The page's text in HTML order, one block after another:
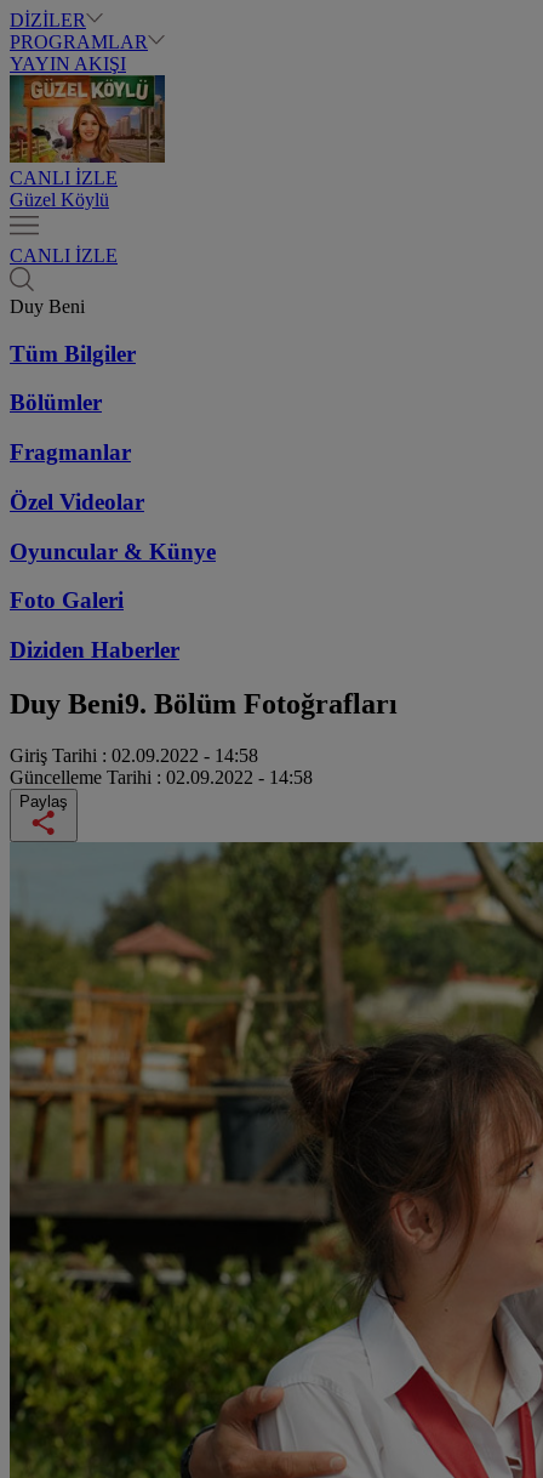
DİZİLER
PROGRAMLAR
YAYIN AKIŞI
CANLI İZLE
Güzel Köylü
CANLI İZLE
Duy Beni
Tüm Bilgiler
Bölümler
Fragmanlar
Özel Videolar
Oyuncular & Künye
Foto Galeri
Diziden Haberler
Duy Beni9. Bölüm Fotoğrafları
Giriş Tarihi : 02.09.2022 - 14:58
Güncelleme Tarihi : 02.09.2022 - 14:58
Paylaş